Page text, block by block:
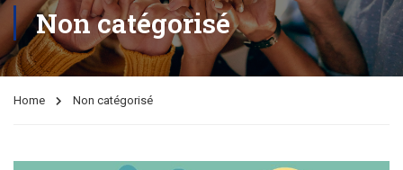
Non catégorisé
Home Non catégorisé